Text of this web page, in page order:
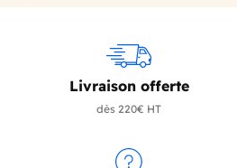
Livraison offerte
dès 220€ HT